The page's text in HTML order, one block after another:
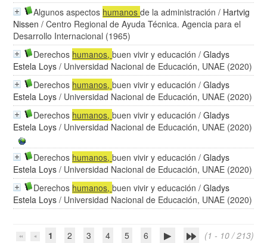
Algunos aspectos humanosde la administración / Hartvig
Nissen / Centro Regional de Ayuda Técnica. Agencia para el
Desarrollo Internacional (1965)
Derechos humanos,buen vivir y educación /Gladys
Estela Loys / Universidad Nacional de Educación, UNAE (2020)
Derechos humanos,buen vivir y educación /Gladys
Estela Loys / Universidad Nacional de Educación, UNAE (2020)
Derechos humanos,buen vivir y educación /Gladys
Estela Loys / Universidad Nacional de Educación, UNAE (2020)
Derechos humanos,buen vivir y educación /Gladys
Estela Loys / Universidad Nacional de Educación, UNAE (2020)
Derechos humanos,buen vivir y educación /Gladys
Estela Loys / Universidad Nacional de Educación, UNAE (2020)
1 2 3 4 5 6 (1 - 10 / 213)